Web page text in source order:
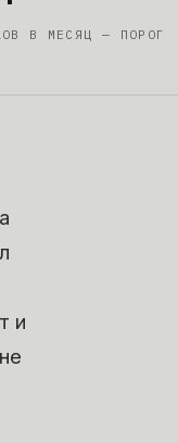
В МЕСЯЦ — ПОРОГ
и